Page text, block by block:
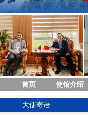
首页 使馆介绍
大使寄语